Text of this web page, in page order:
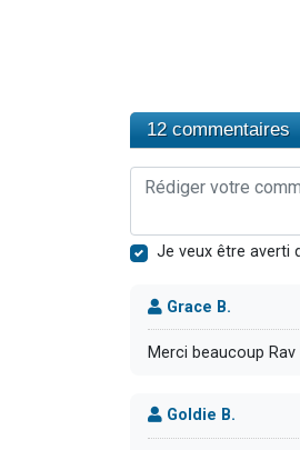
12 commentaires
Je veux être averti
Grace B.
Merci beaucoup
Goldie B.